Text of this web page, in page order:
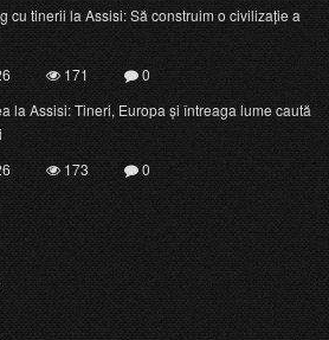
cu tinerii la Assisi: Să construim o civilizație a
171
0
la Assisi: Tineri, Europa și întreaga lume caută
173 0